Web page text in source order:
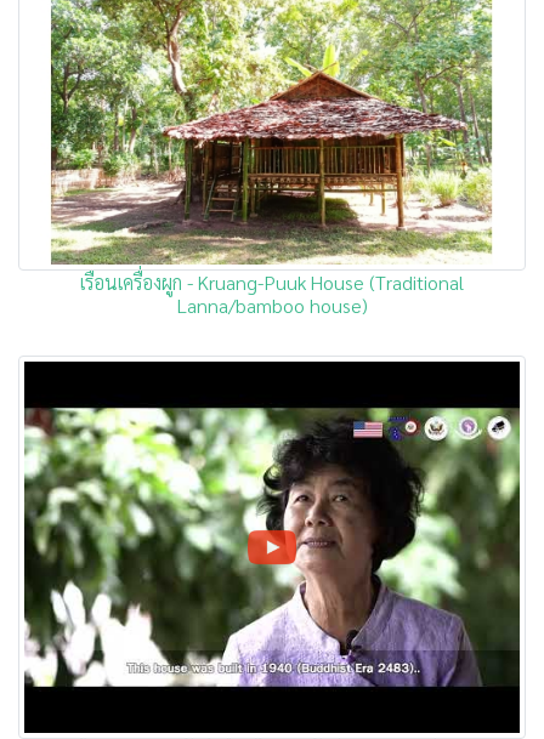
เรือนเครื่องผูก - Kruang-Puuk House (Traditional
Lanna/bamboo house)